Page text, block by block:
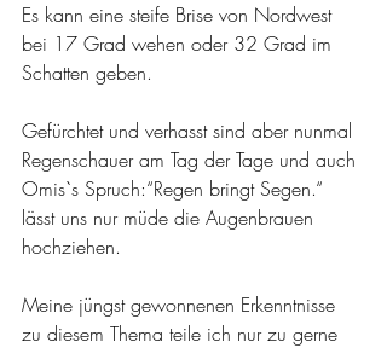
Es kann eine steife Brise von Nordwest
bei 17 Grad wehen oder 32 Grad im
Schatten geben.
Gefürchtet und verhasst sind aber nunmal
Regenschauer am Tag der Tage und auch
Omis`s Spruch:“Regen bringt Segen.“
lässt uns nur müde die Augenbrauen
hochziehen.
Meine jüngst gewonnenen Erkenntnisse
zu diesem Thema teile ich nur zu gerne